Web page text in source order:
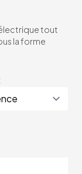
tout
la forme